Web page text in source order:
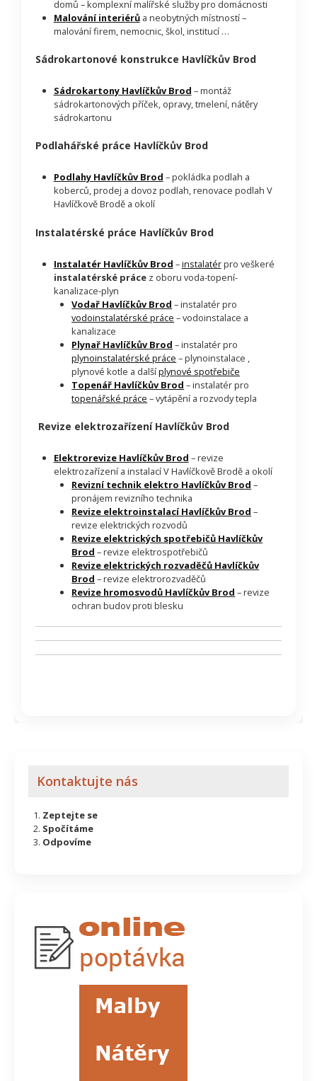
domů – komplexní malířské služby pro domácnosti
Malování interiérůa neobytných místností –
malování firem, nemocnic, škol, institucí …
Sádrokartonové konstrukce Havlíčkův Brod
Sádrokartony Havlíčkův Brod – montáž
sádrokartonových příček, opravy, tmelení, nátěry
sádrokartonu
Podlahářské práce Havlíčkův Brod
Podlahy Havlíčkův Brod – pokládka podlah a
koberců, prodej a dovoz podlah, renovace podlah V
Havlíčkově Brodě a okolí
Instalatérské práce Havlíčkův Brod
Instalatér Havlíčkův Brod –instalatérpro veškeré
instalatérské prácez oboru voda-topení-
kanalizace-plyn
Vodař Havlíčkův Brod – instalatér pro
vodoinstalatérské práce – vodoinstalace a
kanalizace
Plynař Havlíčkův Brod – instalatér pro
plynoinstalatérské práce – plynoinstalace ,
plynové kotle a dalšíplynové spotřebiče
Topenář Havlíčkův Brod – instalatér pro
topenářské práce – vytápění a rozvody tepla
Revize elektrozařízení Havlíčkův Brod
Elektrorevize Havlíčkův Brod – revize
elektrozařízení a instalací V Havlíčkově Brodě a okolí
Revizní technik elektro Havlíčkův Brod –
pronájem revizního technika
Revize elektroinstalací Havlíčkův Brod –
revize elektrických rozvodů
Revize elektrických spotřebičů Havlíčkův
Brod – revize elektrospotřebičů
Revize elektrických rozvaděčů Havlíčkův
Brod – revize elektrorozvaděčů
Revize hromosvodů Havlíčkův Brod – revize
ochran budov proti blesku
Kontaktujte nás
Zeptejte se
Spočítáme
Odpovíme